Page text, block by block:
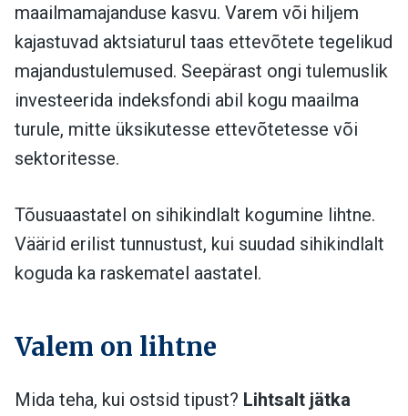
maailmamajanduse kasvu. Varem või hiljem
kajastuvad aktsiaturul taas ettevõtete tegelikud
majandustulemused. Seepärast ongi tulemuslik
investeerida indeksfondi abil kogu maailma
turule, mitte üksikutesse ettevõtetesse või
sektoritesse.
Tõusuaastatel on sihikindlalt kogumine lihtne.
Väärid erilist tunnustust, kui suudad sihikindlalt
koguda ka raskematel aastatel.
Valem on lihtne
Mida teha, kui ostsid tipust? Lihtsalt jätka